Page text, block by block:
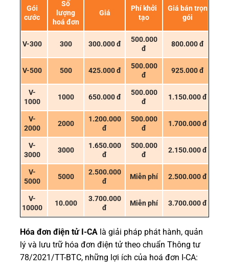
Gói
cước
Số
lượng
hoá đơn
Giá
Phí khởi
tạo
Giá bán trọn
gói
V-300 300 300.000 đ
500.000
đ
800.000 đ
V-500 500 425.000 đ
500.000
đ
925.000 đ
V-
1000
1000 650.000 đ
500.000
đ
1.150.000 đ
V-
2000
2000
1.200.000
đ
500.000
đ
1.700.000 đ
V-
3000
3000
1.650.000
đ
500.000
đ
2.150.000 đ
V-
5000
5000
2.500.000
đ
Miễn phí 2.500.000 đ
V-
10000
10.000
3.700.000
đ
Miễn phí 3.700.000 đ
Hóa đơn điện tử I-CA là giải pháp phát hành, quản
lý và lưu trữ hóa đơn điện tử theo chuẩn Thông tư
78/2021/TT-BTC, những lợi ích của hoá đơn I-CA: